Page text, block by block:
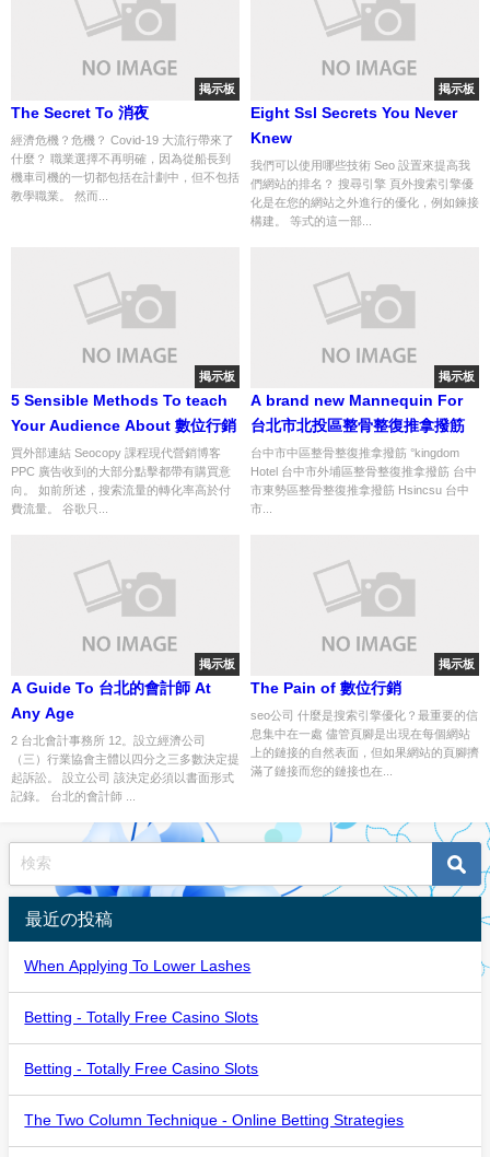
掲示板
The Secret To 消夜
經濟危機？危機？ Covid-19 大流行帶來了
什麼？ 職業選擇不再明確，因為從船長到
機車司機的一切都包括在計劃中，但不包括
教學職業。 然而...
掲示板
Eight Ssl Secrets You Never
Knew
我們可以使用哪些技術 Seo 設置來提高我
們網站的排名？ 搜尋引擎 頁外搜索引擎優
化是在您的網站之外進行的優化，例如鍊接
構建。 等式的這一部...
掲示板
5 Sensible Methods To teach
Your Audience About 數位行銷
買外部連結 Seocopy 課程現代營銷博客
PPC 廣告收到的大部分點擊都帶有購買意
向。 如前所述，搜索流量的轉化率高於付
費流量。 谷歌只...
掲示板
A brand new Mannequin For
台北市北投區整骨整復推拿撥筋
台中市中區整骨整復推拿撥筋 °kingdom
Hotel 台中市外埔區整骨整復推拿撥筋 台中
市東勢區整骨整復推拿撥筋 Hsincsu 台中
市...
掲示板
A Guide To 台北的會計師 At
Any Age
2 台北會計事務所 12。設立經濟公司
（三）行業協會主體以四分之三多數決定提
起訴訟。 設立公司 該決定必須以書面形式
記錄。 台北的會計師 ...
掲示板
The Pain of 數位行銷
seo公司 什麼是搜索引擎優化？最重要的信
息集中在一處 儘管頁腳是出現在每個網站
上的鏈接的自然表面，但如果網站的頁腳擠
滿了鏈接而您的鏈接也在...
最近の投稿
When Applying To Lower Lashes
Betting - Totally Free Casino Slots
Betting - Totally Free Casino Slots
The Two Column Technique - Online Betting Strategies